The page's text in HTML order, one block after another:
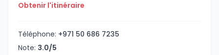
Obtenir l'itinéraire
Téléphone: +971 50 686 7235
Note: 3.0/5